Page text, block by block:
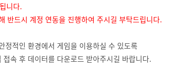
니다.
반드시 계정 연동을 진행하여 주시길 부탁드립니다.
정적인 환경에서 게임을 이용하실 수 있도록
속 후 데이터를 다운로드 받아주시길 바랍니다.